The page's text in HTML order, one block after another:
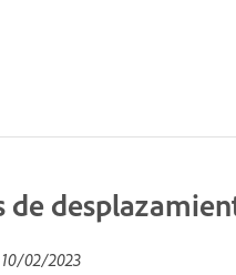
de
10/02/2023